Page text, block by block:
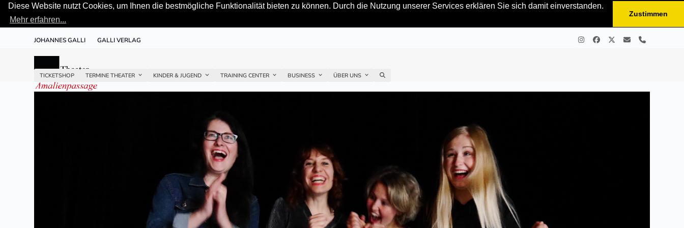
Diese Website nutzt Cookies, um Ihnen die bestmögliche Funktionalität bieten zu können. Durch die Nutzung unserer Services erklären Sie sich damit einverstanden.
Mehr erfahren...
Zustimmen
JOHANNES GALLI GALLI VERLAG InstagramFacebook
Twitter
E- Telefon
TICKETSHOP TERMINE THEATER KINDER & JUGEND TRAINING CENTER BUSINESS ÜBER UNS